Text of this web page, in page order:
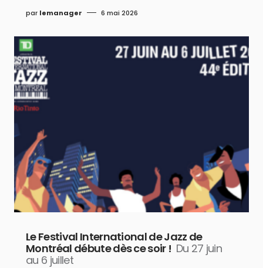
par lemanager 6 mai 2026
Le Festival International de Jazz de
Montréal débute dès ce soir ! Du 27 juin
au 6 juillet